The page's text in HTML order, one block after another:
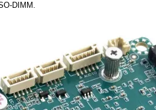
DIMM.